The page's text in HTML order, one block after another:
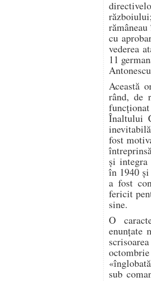
cu
vederea
11
Această
rând, de
Înaltului
fost
şi
în 1940 şi
a fost
fericit
sine.
O
enunţate
sub